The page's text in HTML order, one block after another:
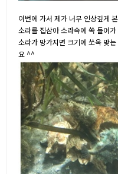
이번에 가서 제가 너무 인상깊게
소라를 집삼아 소라속에 쏙 들어
소라가 망가지면 크기에 쏘옥 맞
요 ^^